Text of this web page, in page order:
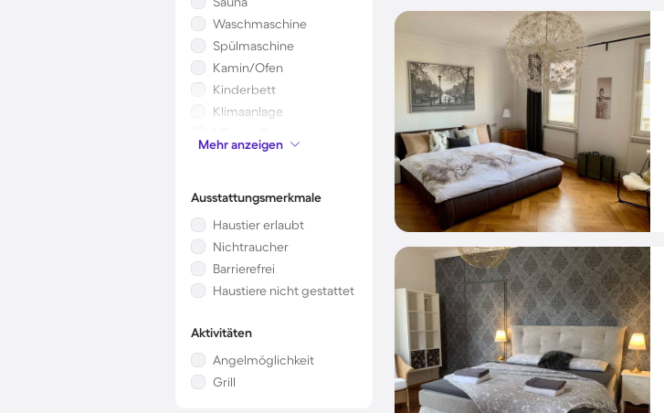
Waschmaschine
Spülmaschine
Kamin/Ofen
Kinderbett
Klimaanlage
Mikrowelle
Mehr anzeigen
Ausstattungsmerkmale
Haustier erlaubt
Nichtraucher
Barrierefrei
Haustiere nicht gestattet
Aktivitäten
Angelmöglichkeit
Grill